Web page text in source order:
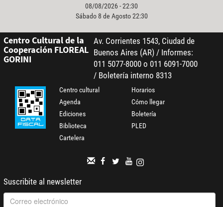
08/08/2026 - 22:30
Sábado 8 de Agosto 22:30
Centro Cultural de la
Cooperación FLOREAL
GORINI
Av. Corrientes 1543, Ciudad de
Buenos Aires (AR) / Informes:
011 5077-8000 o 011 6091-7000
/ Boletería interno 8313
Centro cultural
Agenda
Ediciones
Biblioteca
Cartelera
Horarios
Cómo llegar
Boletería
PLED
Suscribite al newsletter